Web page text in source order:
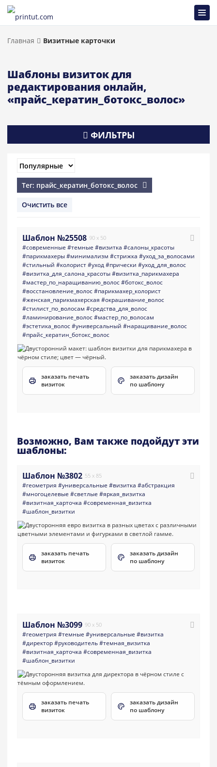
Главная Визитные карточки
Шаблоны визиток для
редактирования онлайн,
«прайс_кератин_ботокс_волос»
ФИЛЬТРЫ
Тег: прайс_кератин_ботокс_волос
Очистить все
Шаблон №25508 90 x 50
#современные #темные #визитка #салоны_красоты
#парикмахеры#минимализм #стрижка #уход_за_волосами
#стильный #колорист#уход#прически #уход_для_волос
#визитка_для_салона_красоты#визитка_парикмахера
#мастер_по_наращиванию_волос#ботокс_волос
#восстановление_волос#парикмахер_колорист
#женская_парикмахерская #окрашивание_волос
#стилист_по_волосам #средства_для_волос
#ламинирование_волос#мастер_по_волосам
#эстетика_волос#универсальный #наращивание_волос
#прайс_кератин_ботокс_волос
заказать печать
визиток
заказать дизайн
по шаблону
Возможно, Вам также подойдут эти
шаблоны:
Шаблон №3802 55 x 85
#геометрия #универсальные #визитка #абстракция
#многоцелевые #светлые #яркая_визитка
#визитная_карточка #современная_визитка
#шаблон_визитки
заказать печать
визиток
заказать дизайн
по шаблону
Шаблон №3099 90 x 50
#геометрия #темные #универсальные #визитка
#директор#руководитель#темная_визитка
#визитная_карточка #современная_визитка
#шаблон_визитки
заказать печать
визиток
заказать дизайн
по шаблону